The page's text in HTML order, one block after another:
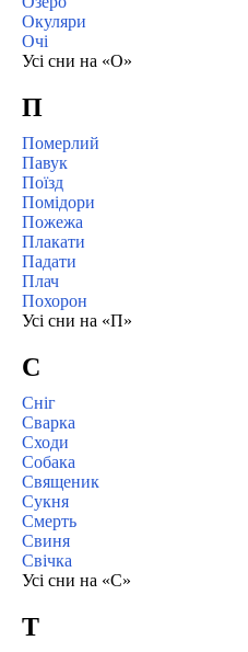
Окуляри
Очі
Усі сни на «О»
П
Померлий
Павук
Поїзд
Помідори
Пожежа
Плакати
Падати
Плач
Похорон
Усі сни на «П»
С
Сніг
Сварка
Сходи
Собака
Священик
Сукня
Смерть
Свиня
Свічка
Усі сни на «С»
Т